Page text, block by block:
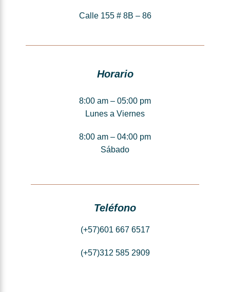
Calle 155 # 8B – 86
Horario
8:00 am – 05:00 pm
Lunes a Viernes
8:00 am – 04:00 pm
Sábado
Teléfono
(+57)601 667 6517
(+57)312 585 2909